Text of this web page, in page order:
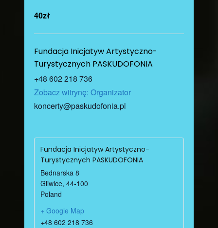
40zł
Fundacja Inicjatyw Artystyczno-
Turystycznych PASKUDOFONIA
+48 602 218 736
Zobacz witrynę: Organizator
koncerty@paskudofonia.pl
Fundacja Inicjatyw Artystyczno-
Turystycznych PASKUDOFONIA
Bednarska 8
Gliwice, 44-100
Poland
+ Google Map
+48 602 218 736